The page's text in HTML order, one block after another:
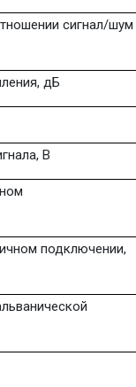
сигнал/шум
дБ
В
подключении,